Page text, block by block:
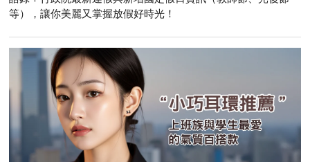
等），讓你美麗又掌握放假好時光！